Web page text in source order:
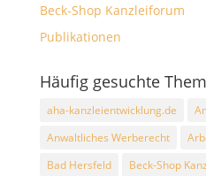
Beck-Shop Kanzleiforum
Publikationen
Häufig gesuchte
aha-kanzleientwicklung.de
Anwaltliches Werberecht
Bad Hersfeld
Beck-Shop